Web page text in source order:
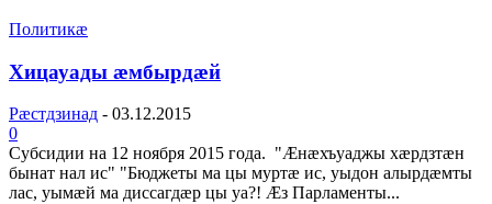
Политикæ
Хицауады æмбырдæй
Рæстдзинад - 03.12.2015
0
Субсидии на 12 ноября 2015 года. "Æнæхъуаджы хæрдзтæн
бынат нал ис" "Бюджеты ма цы муртæ ис, уыдон алырдæмты
лас, уымæй ма диссагдæр цы уа?! Æз Парламенты...